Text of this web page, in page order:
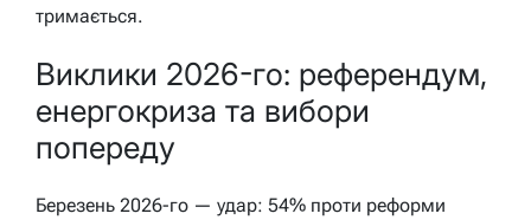
тримається.
Виклики 2026-го: референдум,
енергокриза та вибори
попереду
Березень 2026-го — удар: 54% проти реформи